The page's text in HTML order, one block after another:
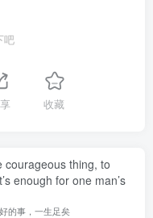
吧
收藏
courageous thing, to
enough for one man’s
的事，一生足矣